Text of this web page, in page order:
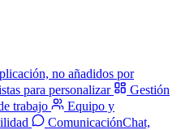
no añadidos por
para personalizar
Gestión
trabajo
Equipo y
ComunicaciónChat,